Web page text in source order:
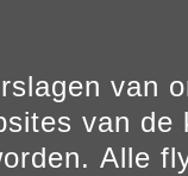
van
van de
Alle